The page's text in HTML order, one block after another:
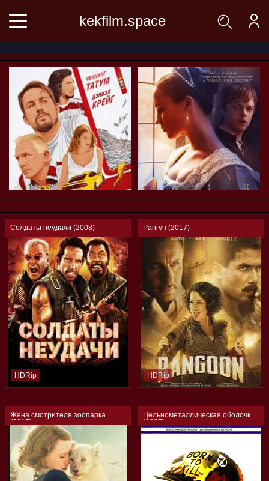
kekfilm.space
Солдаты неудачи (2008)
HDRip
Рангун (2017)
HDRip
Жена смотрителя зоопарка
(2017)
Цельнометаллическая оболочка
(1987)